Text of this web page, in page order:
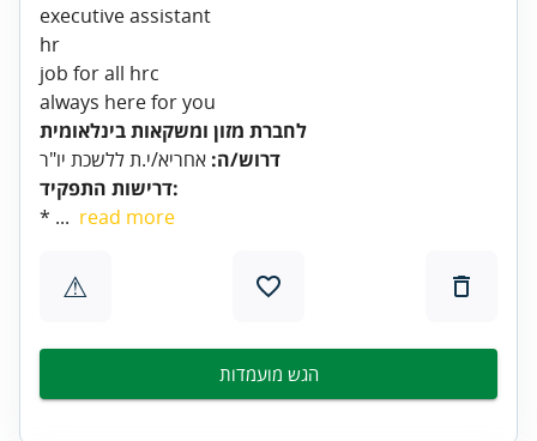
executive assistant
hr
job for all hrc
always here for you
לחברת מזון ומשקאות בינלאומית
דרוש/ה: אחריא/י.ת ללשכת יו"ר
דרישות התפקיד:
* ... read more
⚠
הגש מועמדות